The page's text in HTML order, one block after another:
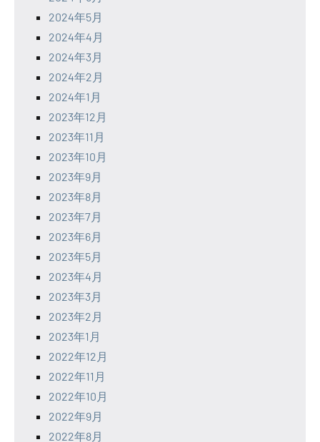
2024年5月
2024年4月
2024年3月
2024年2月
2024年1月
2023年12月
2023年11月
2023年10月
2023年9月
2023年8月
2023年7月
2023年6月
2023年5月
2023年4月
2023年3月
2023年2月
2023年1月
2022年12月
2022年11月
2022年10月
2022年9月
2022年8月